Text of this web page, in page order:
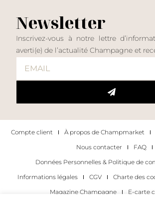
Newsletter
Inscrivez-vous à notre lettre
averti(e) de l’actualité Champagne et
Compte client À propos de Champmarket
Nous contacter
FAQ
Données Personnelles & Politique de
Informations légales
CGV Charte des
Magazine Champagne
E-carte